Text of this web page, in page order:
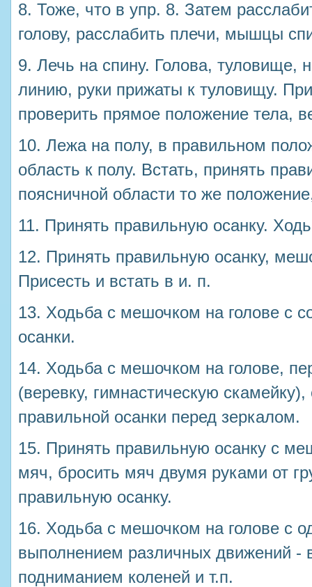
8. Тоже, что в упр. 8. Затем
голову, расслабить плечи, мышцы
9. Лечь на спину. Голова, туловище,
линию, руки прижаты к туловищу.
проверить прямое положение тела,
10. Лежа на полу, в правильном
область к полу. Встать, принять
поясничной области то же
11. Принять правильную осанку.
12. Принять правильную осанку,
Присесть и встать в и. п.
13. Ходьба с мешочком на голове с
осанки.
14. Ходьба с мешочком на голове,
(веревку, гимнастическую
правильной осанки перед зеркалом.
15. Принять правильную осанку с
мяч, бросить мяч двумя руками от
правильную осанку.
16. Ходьба с мешочком на голове с
выполнением различных движений -
подниманием коленей и т.п.